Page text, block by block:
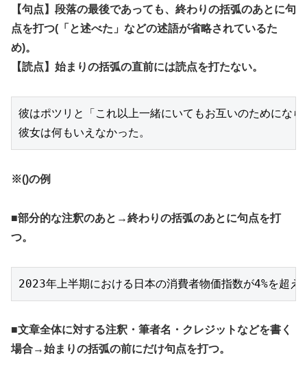
【句点】段落の最後であっても、終わりの括弧のあとに句
点を打つ(「と述べた」などの述語が省略されているた
め)。
【読点】始まりの括弧の直前には読点を打たない。
彼はポツリと「これ以上一緒にいてもお互いのためになら
彼女は何もいえなかった。
※()の例
■部分的な注釈のあと→終わりの括弧のあとに句点を打
つ。
2023年上半期における日本の消費者物価指数が4%を超
■文章全体に対する注釈・筆者名・クレジットなどを書く
場合→始まりの括弧の前にだけ句点を打つ。